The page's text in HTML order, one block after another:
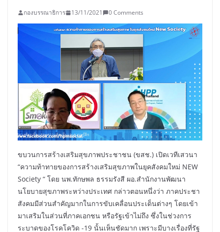
กองบรรณาธิการ 13/11/2021 0 Comments
ขบวนการสร้างเสริมสุขภาพประชาชน (ขสช.) เปิดเวทีเสวนา
“ความท้าทายของการสร้างเสริมสุขภาพในยุคสังคมใหม่ NEW
Society “ โดย นพ.ทักษพล ธรรมรังสี ผอ.สำนักงานพัฒนา
นโยบายสุขภาพระหว่างประเทศ กล่าวตอนหนึ่งว่า ภาคประชา
สังคมมีส่วนสำคัญมากในการขับเคลื่อนประเด็นต่างๆ โดยเข้า
มาเสริมในส่วนที่ภาคเอกชน หรือรัฐเข้าไม่ถึง ซึ่งในช่วงการ
ระบาดของโรคโควิด -19 นั้นเห็นชัดมาก เพราะมีบางเรื่องที่รัฐ